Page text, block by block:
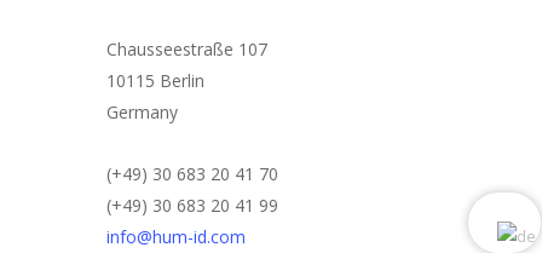
Chausseestraße 107
10115 Berlin
Germany
(+49) 30 683 20 41 70
(+49) 30 683 20 41 99
info@hum-id.com